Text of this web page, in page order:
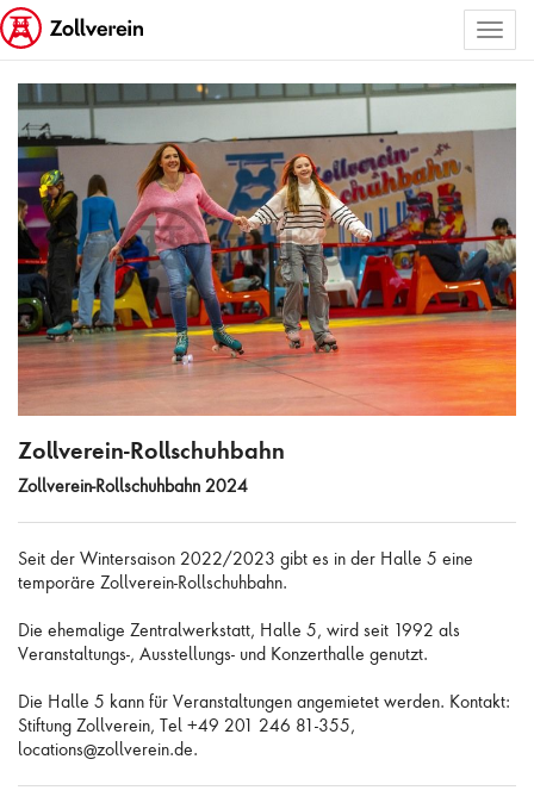
ALLE BILDER AUSWÄHLEN
Zollverein-Rollschuhbahn
Zollverein-Rollschuhbahn 2024
Seit der Wintersaison 2022/2023 gibt es in der Halle 5 eine
temporäre Zollverein-Rollschuhbahn.
Die ehemalige Zentralwerkstatt, Halle 5, wird seit 1992 als
Veranstaltungs-, Ausstellungs- und Konzerthalle genutzt.
Die Halle 5 kann für Veranstaltungen angemietet werden. Kontakt:
Stiftung Zollverein, Tel +49 201 246 81-355,
locations@zollverein.de.